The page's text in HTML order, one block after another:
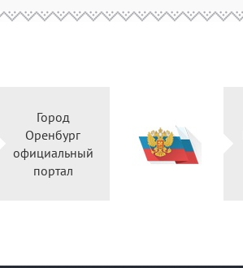
Город
Оренбург
официальный
портал